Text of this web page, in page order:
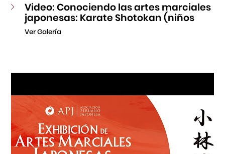
Video: Conociendo las artes marciales
japonesas: Karate Shotokan (niños
Ver Galería